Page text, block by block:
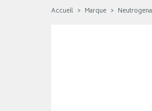
Accueil Marque Neutrogena